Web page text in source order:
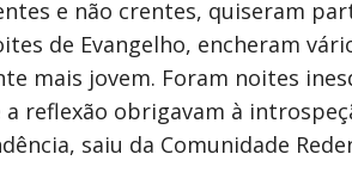
e não crentes, quiseram
de Evangelho, encheram
mais jovem. Foram noites
reflexão obrigavam à
saiu da Comunidade